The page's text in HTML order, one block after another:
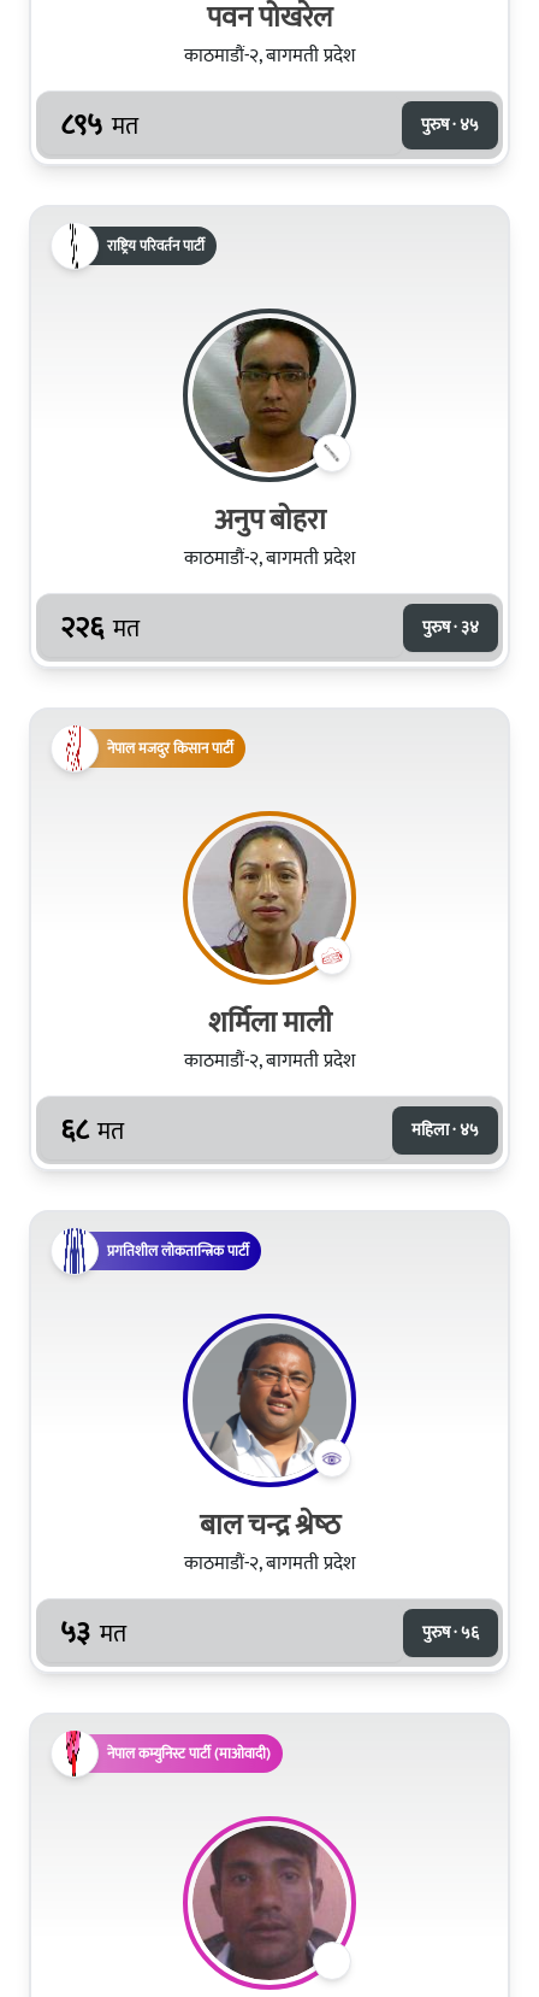
पवन पोखरेल
काठमाडौं-२, बागमती प्रदेश
८९५ मत पुरुष · ४५
राष्ट्रिय परिवर्तन पार्टी
अनुप बोहरा
काठमाडौं-२, बागमती प्रदेश
२२६ मत पुरुष · ३४
नेपाल मजदुर किसान पार्टी
शर्मिला माली
काठमाडौं-२, बागमती प्रदेश
६८ मत महिला · ४५
प्रगतिशील लोकतान्त्रिक पार्टी
बाल चन्द्र श्रेष्‍ठ
काठमाडौं-२, बागमती प्रदेश
५३ मत पुरुष · ५६
नेपाल कम्युनिस्ट पार्टी (माओवादी)